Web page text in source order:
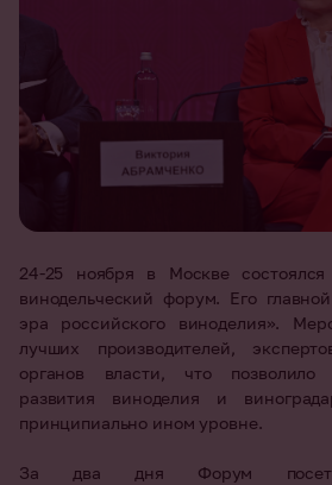
24-25 ноября в Москве
винодельческий форум. Его
эра российского виноделия».
лучших производителей,
органов власти, что позволило
развития виноделия и
принципиально ином уровне.
За два дня Форум